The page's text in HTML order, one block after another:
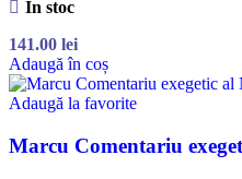
În stoc
141.00 lei
Adaugă în coș
Adaugă la favorite
Marcu Comentariu